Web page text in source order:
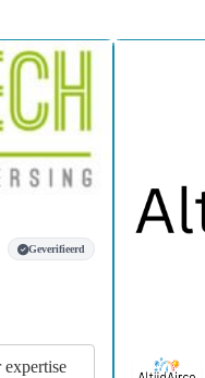
Geverifieerd
expertise